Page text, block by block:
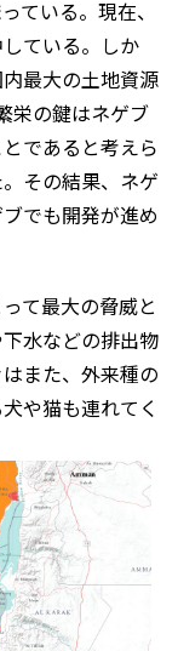
ている。現在、
ている。しか
最大の土地資源
栄の鍵はネゲブ
であると考えら
その結果、ネゲ
でも開発が進め
て最大の脅威と
水などの排出物
また、外来種の
や猫も連れてく